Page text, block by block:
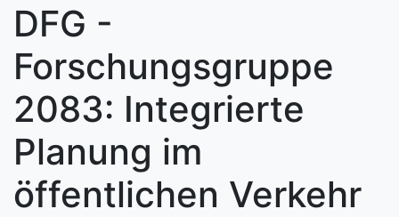
DFG -
Forschungsgruppe
2083: Integrierte
Planung im
öffentlichen Verkehr